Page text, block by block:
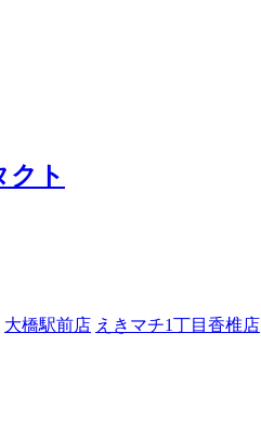
クト
大橋駅前店 えきマチ1丁目香椎店